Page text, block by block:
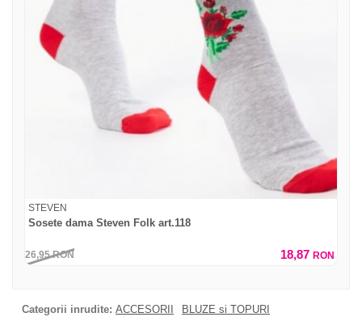
STEVEN
Sosete dama Steven Folk art.118
26,95RON 18,87 RON
Categorii inrudite: ACCESORII
BLUZE si TOPURI